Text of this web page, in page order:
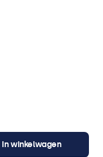
In winkelwagen